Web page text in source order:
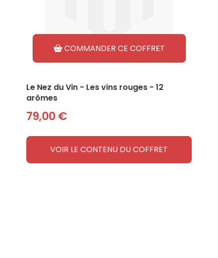
COMMANDER CE COFFRET
Le Nez du Vin - Les vins rouges - 12
arômes
79,00 €
VOIR LE CONTENU DU COFFRET